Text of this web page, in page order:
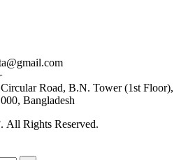
Circular Road, B.N. Tower (1st Floor),
Bangladesh
All Rights Reserved.